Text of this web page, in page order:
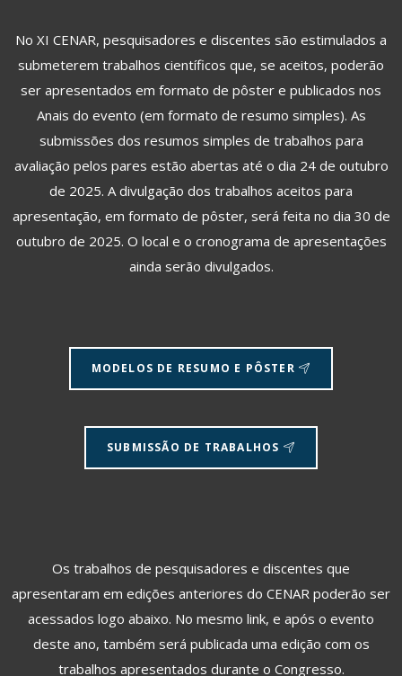
No XI CENAR, pesquisadores e discentes são estimulados a
submeterem trabalhos científicos que, se aceitos, poderão
ser apresentados em formato de pôster e publicados nos
Anais do evento (em formato de resumo simples). As
submissões dos resumos simples de trabalhos para
avaliação pelos pares estão abertas até o dia 24 de outubro
de 2025. A divulgação dos trabalhos aceitos para
apresentação, em formato de pôster, será feita no dia 30 de
outubro de 2025. O local e o cronograma de apresentações
ainda serão divulgados.
MODELOS DE RESUMO E PÔSTER
SUBMISSÃO DE TRABALHOS
Os trabalhos de pesquisadores e discentes que
apresentaram em edições anteriores do CENAR poderão ser
acessados logo abaixo. No mesmo link, e após o evento
deste ano, também será publicada uma edição com os
trabalhos apresentados durante o Congresso.